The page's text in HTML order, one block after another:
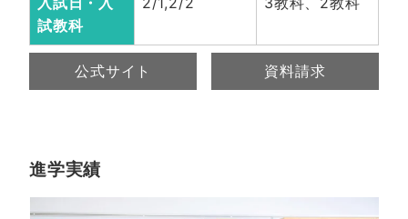
試教科
公式サイト 資料請求
進学実績